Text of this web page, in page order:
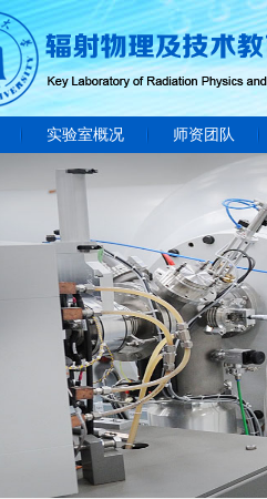
实验室概况 师资团队